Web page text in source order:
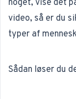
noget, vise det
video, så er du
typer af
Sådan løser du